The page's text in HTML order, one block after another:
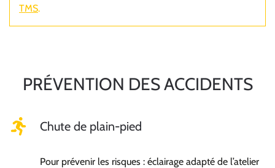
TMS.
PRÉVENTION DES ACCIDENTS
Chute de plain-pied
Pour prévenir les risques : éclairage adapté de l’atelier